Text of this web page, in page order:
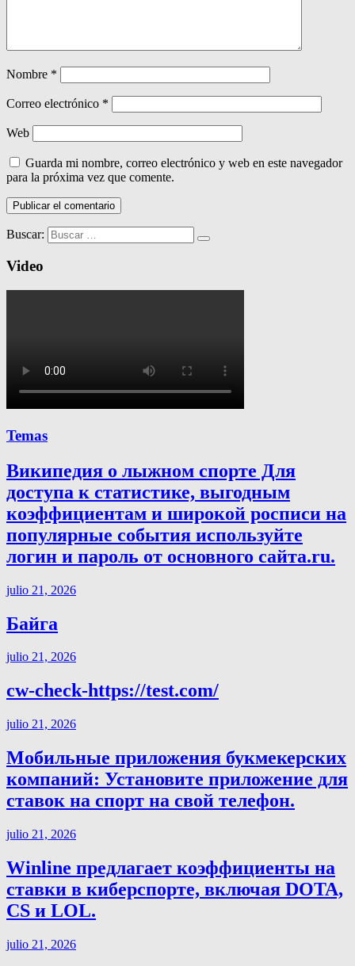
Nombre *
Correo electrónico *
Web
Guarda mi nombre, correo electrónico y web en este navegador
para la próxima vez que comente.
Buscar:
Video
Temas
Википедия о лыжном спорте Для
доступа к статистике, выгодным
коэффициентам и широкой росписи на
популярные события используйте
логин и пароль от основного сайта.ru.
julio 21, 2026
Байга
julio 21, 2026
cw-check-https://test.com/
julio 21, 2026
Мобильные приложения букмекерских
компаний: Установите приложение для
ставок на спорт на свой телефон.
julio 21, 2026
Winline предлагает коэффициенты на
ставки в киберспорте, включая DOTA,
CS и LOL.
julio 21, 2026